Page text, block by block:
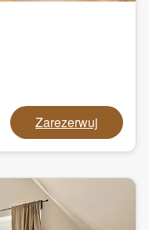
Zarezerwuj